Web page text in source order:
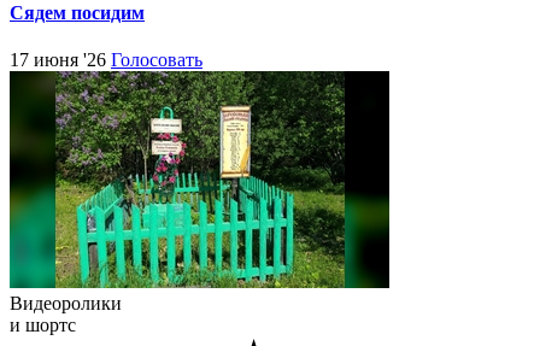
Сядем посидим
17 июня '26 Голосовать
Видеоролики
и шортс